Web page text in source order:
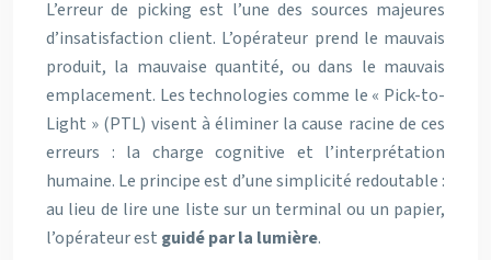
L’erreur de picking est l’une des sources majeures
d’insatisfaction client. L’opérateur prend le mauvais
produit, la mauvaise quantité, ou dans le mauvais
emplacement. Les technologies comme le « Pick-to-
Light » (PTL) visent à éliminer la cause racine de ces
erreurs : la charge cognitive et l’interprétation
humaine. Le principe est d’une simplicité redoutable :
au lieu de lire une liste sur un terminal ou un papier,
l’opérateur est guidé par la lumière.